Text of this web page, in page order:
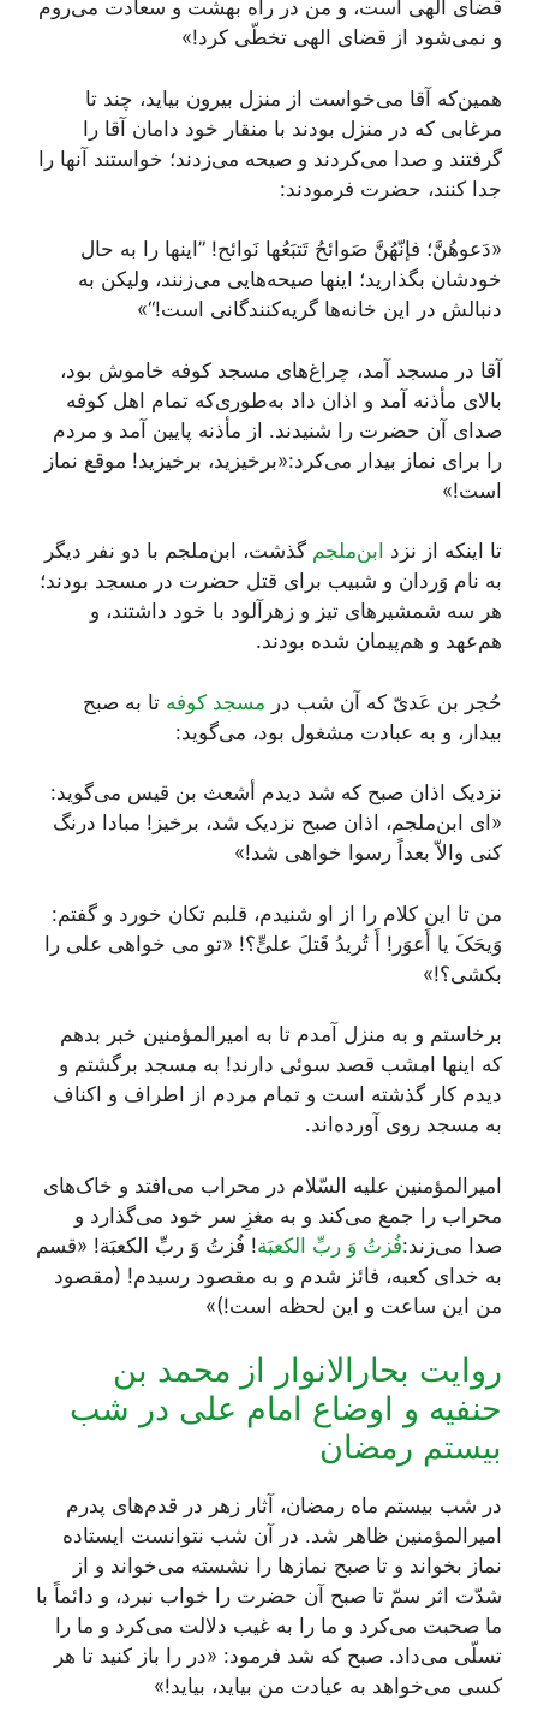
قضای الهی است، و من در راه بهشت و سعادت می‌روم
و نمی‌شود از قضای الهی تخطّی کرد!»
همین‌که آقا می‌خواست از منزل بیرون بیاید، چند تا
مرغابی که در منزل بودند با منقار خود دامان آقا را
گرفتند و صدا می‌کردند و صیحه می‌زدند؛ خواستند آنها را
جدا کنند، حضرت فرمودند:
«دَعوهُنَّ؛ فإنّهُنَّ صَوائحُ تَتبَعُها نَوائح! ”اینها را به حال
خودشان بگذارید؛ اینها صیحه‌هایی می‌زنند، ولیکن به
دنبالش در این خانه‌ها گریه‌کنندگانی است!“»
آقا در مسجد آمد، چراغ‌های مسجد کوفه خاموش بود،
بالای مأذنه آمد و اذان داد به‌طوری‌که تمام اهل کوفه
صدای آن حضرت را شنیدند. از مأذنه پایین آمد و مردم
را برای نماز بیدار می‌کرد:«برخیزید، برخیزید! موقع نماز
است!»
تا اینکه از نزد ابن‌ملجم گذشت، ابن‌ملجم با دو نفر دیگر
به نام وَردان و شبیب برای قتل حضرت در مسجد بودند؛
هر سه شمشیرهای تیز و زهرآلود با خود داشتند، و
هم‌عهد و هم‌پیمان شده بودند.
حُجر بن عَدیّ که آن شب در مسجد کوفه تا به صبح
بیدار، و به عبادت مشغول بود، می‌گوید:
نزدیک اذان صبح که شد دیدم أشعث بن قیس می‌گوید:
«ای ابن‌ملجم، اذان صبح نزدیک شد، برخیز! مبادا درنگ
کنی والاّ بعداً رسوا خواهی شد!»
من تا این کلام را از او شنیدم، قلبم تکان خورد و گفتم:
وَیحَکَ یا أَعوَر! أَ تُریدُ قَتلَ علیٍّ؟! «تو می خواهی علی را
بکشی؟!»
برخاستم و به منزل آمدم تا به امیرالمؤمنین خبر بدهم
که اینها امشب قصد سوئی دارند! به مسجد برگشتم و
دیدم کار گذشته است و تمام مردم از اطراف و اکناف
به مسجد روی آورده‌اند.
امیرالمؤمنین علیه السّلام در محراب می‌افتد و خاک‌های
محراب را جمع می‌کند و به مغزِ سر خود می‌گذارد و
صدا می‌زند:فُزتُ وَ ربِّ الکعبَة! فُزتُ وَ ربِّ الکعبَة! «قسم
به خدای کعبه، فائز شدم و به مقصود رسیدم! (مقصود
من این ساعت و این لحظه است!)»
روایت بحارالانوار از محمد بن
حنفیه و اوضاع امام علی در شب
بیستم رمضان
در شب بیستم ماه رمضان، آثار زهر در قدم‌های پدرم
امیرالمؤمنین ظاهر شد. در آن شب نتوانست ایستاده
نماز بخواند و تا صبح نمازها را نشسته می‌خواند و از
شدّت اثر سمّ تا صبح آن حضرت را خواب نبرد، و دائماً با
ما صحبت می‌کرد و ما را به غیب دلالت می‌کرد و ما را
تسلّی می‌داد. صبح که شد فرمود: «در را باز کنید تا هر
کسی می‌خواهد به عیادت من بیاید، بیاید!»